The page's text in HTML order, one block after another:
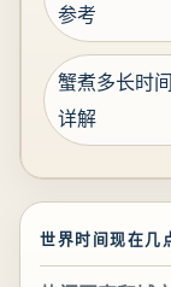
参考
蟹煮多长时
详解
世界时间现在几